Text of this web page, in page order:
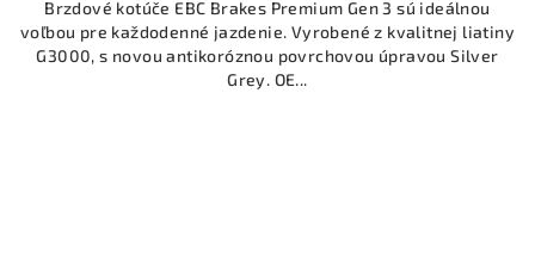
Brzdové kotúče EBC Brakes Premium Gen 3 sú ideálnou
voľbou pre každodenné jazdenie. Vyrobené z kvalitnej liatiny
G3000, s novou antikoróznou povrchovou úpravou Silver
Grey. OE...